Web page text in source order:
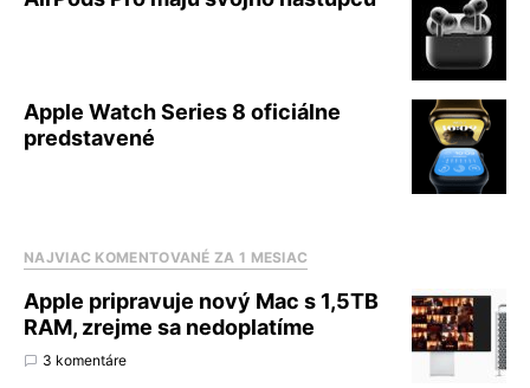
Apple Watch Series 8 oficiálne
predstavené
NAJVIAC KOMENTOVANÉ ZA 1 MESIAC
Apple pripravuje nový Mac s 1,5TB
RAM, zrejme sa nedoplatíme
3 komentáre